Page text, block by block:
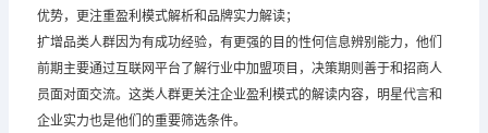
优势，更注重盈利模式解析和品牌实力解读；
扩增品类人群因为有成功经验，有更强的目的性何信息辨别能力，他们
前期主要通过互联网平台了解行业中加盟项目，决策期则善于和招商人
员面对面交流。这类人群更关注企业盈利模式的解读内容，明星代言和
企业实力也是他们的重要筛选条件。